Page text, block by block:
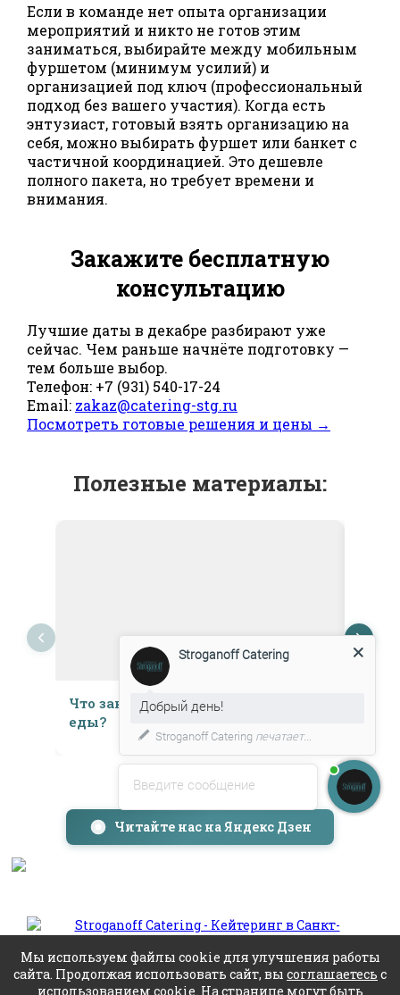
Если в команде нет опыта организации
мероприятий и никто не готов этим
заниматься, выбирайте между мобильным
фуршетом (минимум усилий) и
организацией под ключ (профессиональный
подход без вашего участия). Когда есть
энтузиаст, готовый взять организацию на
себя, можно выбирать фуршет или банкет с
частичной координацией. Это дешевле
полного пакета, но требует времени и
внимания.
Закажите бесплатную
консультацию
Лучшие даты в декабре разбирают уже
сейчас. Чем раньше начнёте подготовку —
тем больше выбор.
Телефон: +7 (931) 540-17-24
Email: zakaz@catering-stg.ru
Посмотреть готовые решения и цены →
Полезные материалы:
Что заказывать на корпоратив из
еды?
Читайте нас на Яндекс Дзен
+7
+7 (931) 540-17-24
Мы используем файлы cookie для улучшения работы
сайта. Продолжая использовать сайт, вы соглашаетесь с
использованием cookie. На странице могут быть
Введите сообщение
Stroganoff Catering
Добрый день!
Stroganoff Catering печатает...